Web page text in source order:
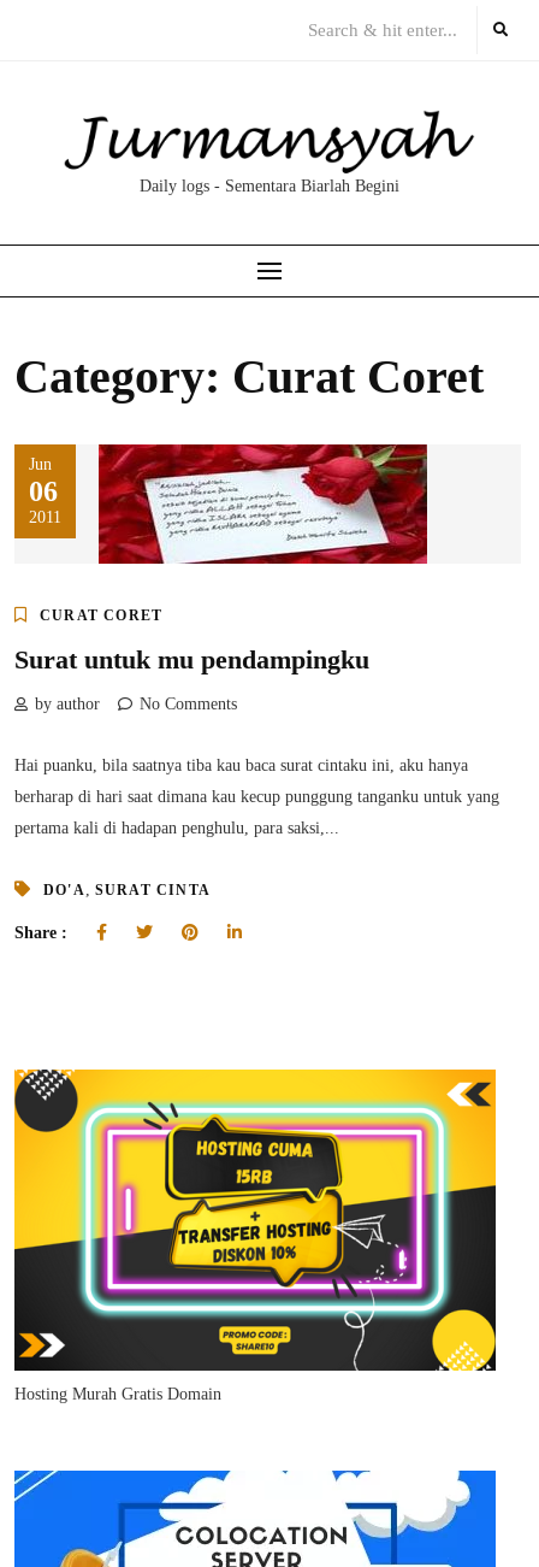
Daily logs - Sementara Biarlah Begini
Category: Curat Coret
Jun
06
2011
CURAT CORET
Surat untuk mu pendampingku
by author No Comments
Hai puanku, bila saatnya tiba kau baca surat cintaku ini, aku hanya
berharap di hari saat dimana kau kecup punggung tanganku untuk yang
pertama kali di hadapan penghulu, para saksi,...
DO'A SURAT CINTA
Share :
Hosting Murah Gratis Domain